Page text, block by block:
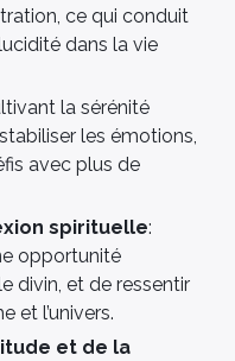
ce qui conduit
dans la vie
la sérénité
les émotions,
avec plus de
spirituelle:
opportunité
divin, et de ressentir
et l’univers.
et de la